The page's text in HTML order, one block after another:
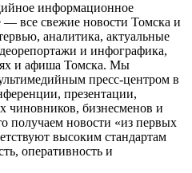
информационное
— все свежие новости Томска и
аналитика, актуальные
и инфографика,
и афиша Томска. Мы
пресс-центром в
презентации,
чиновников, бизнесменов и
получаем новости «из первых
высоким стандартам
оперативность и